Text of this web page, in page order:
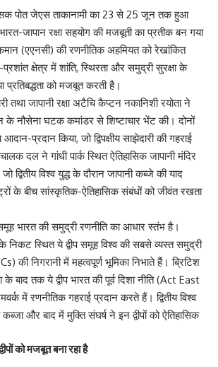
पोत जेएस ताकानामी का 23 से 25 जून तक हुआ
जापान रक्षा सहयोग की मजबूती का प्रतीक बन गया
(एएनसी) की रणनीतिक अहमियत को रेखांकित
क्षेत्र में शांति, स्थिरता और समुद्री सुरक्षा के
प्रतिबद्धता को मजबूत करती है।
तथा जापानी रक्षा अटैचि कैप्टन नकानिशी रयोता ने
के नौसेना घटक कमांडर से शिष्टाचार भेंट की। दोनों
आदान-प्रदान किया, जो द्विपक्षीय साझेदारी की गहराई
दल ने गांधी पार्क स्थित ऐतिहासिक जापानी मंदिर
द्वितीय विश्व युद्ध के दौरान जापानी कब्जे की याद
के बीच सांस्कृतिक-ऐतिहासिक संबंधों को जीवंत रखता
भारत की समुद्री रणनीति का आधार स्तंभ है।
स्थित ये द्वीप समूह विश्व की सबसे व्यस्त समुद्री
की निगरानी में महत्वपूर्ण भूमिका निभाते हैं। ब्रिटिश
बाद तक ये द्वीप भारत की पूर्व दिशा नीति (Act East
में रणनीतिक गहराई प्रदान करते हैं। द्वितीय विश्व
कब्जा और बाद में मुक्ति संघर्ष ने इन द्वीपों को ऐतिहासिक
को मजबूत बना रहा है